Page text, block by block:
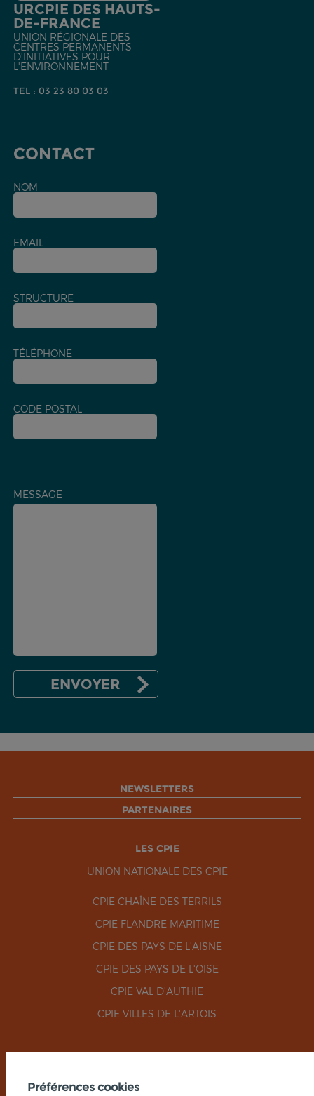
URCPIE DES HAUTS-
DE-FRANCE
UNION RÉGIONALE DES
CENTRES PERMANENTS
D'INITIATIVES POUR
L'ENVIRONNEMENT
TEL : 03 23 80 03 03
CONTACT
NOM
EMAIL
STRUCTURE
TÉLÉPHONE
CODE POSTAL
MESSAGE
NEWSLETTERS
PARTENAIRES
LES CPIE
UNION NATIONALE DES CPIE
CPIE CHAÎNE DES TERRILS
CPIE FLANDRE MARITIME
CPIE DES PAYS DE L'AISNE
CPIE DES PAYS DE L'OISE
CPIE VAL D'AUTHIE
CPIE VILLES DE L'ARTOIS
Préférences cookies